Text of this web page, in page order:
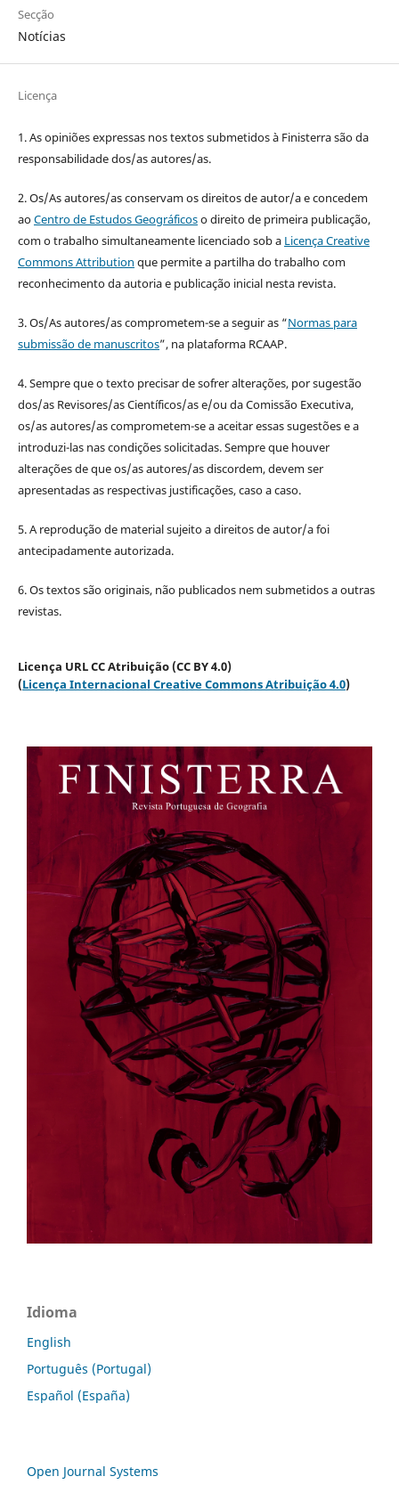
Secção
Notícias
Licença
1. As opiniões expressas nos textos submetidos à Finisterra são da
responsabilidade dos/as autores/as.
2. Os/As autores/as conservam os direitos de autor/a e concedem
aoCentro de Estudos Geográficoso direito de primeira publicação,
com o trabalho simultaneamente licenciado sob a Licença Creative
Commons Attribution que permite a partilha do trabalho com
reconhecimento da autoria e publicação inicial nesta revista.
3. Os/As autores/as comprometem-se a seguir as “Normas para
submissão de manuscritos”, na plataforma RCAAP.
4. Sempre que o texto precisar de sofrer alterações, por sugestão
dos/as Revisores/as Científicos/as e/ou da Comissão Executiva,
os/as autores/as comprometem-se a aceitar essas sugestões e a
introduzi-las nas condições solicitadas. Sempre que houver
alterações de que os/as autores/as discordem, devem ser
apresentadas as respectivas justificações, caso a caso.
5. A reprodução de material sujeito a direitos de autor/a foi
antecipadamente autorizada.
6. Os textos são originais, não publicados nem submetidos a outras
revistas.
Licença URL CC Atribuição (CC BY 4.0)
(Licença Internacional Creative Commons Atribuição 4.0)
Idioma
English
Português (Portugal)
Español (España)
Open Journal Systems